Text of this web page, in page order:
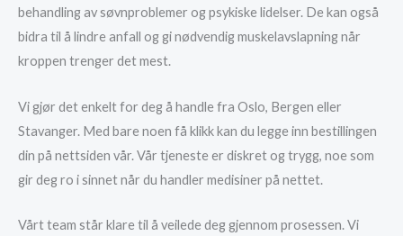
behandling av søvnproblemer og psykiske lidelser. De kan også
bidra til å lindre anfall og gi nødvendig muskelavslapning når
kroppen trenger det mest.
Vi gjør det enkelt for deg å handle fra Oslo, Bergen eller
Stavanger. Med bare noen få klikk kan du legge inn bestillingen
din på nettsiden vår. Vår tjeneste er diskret og trygg, noe som
gir deg ro i sinnet når du handler medisiner på nettet.
Vårt team står klare til å veilede deg gjennom prosessen. Vi